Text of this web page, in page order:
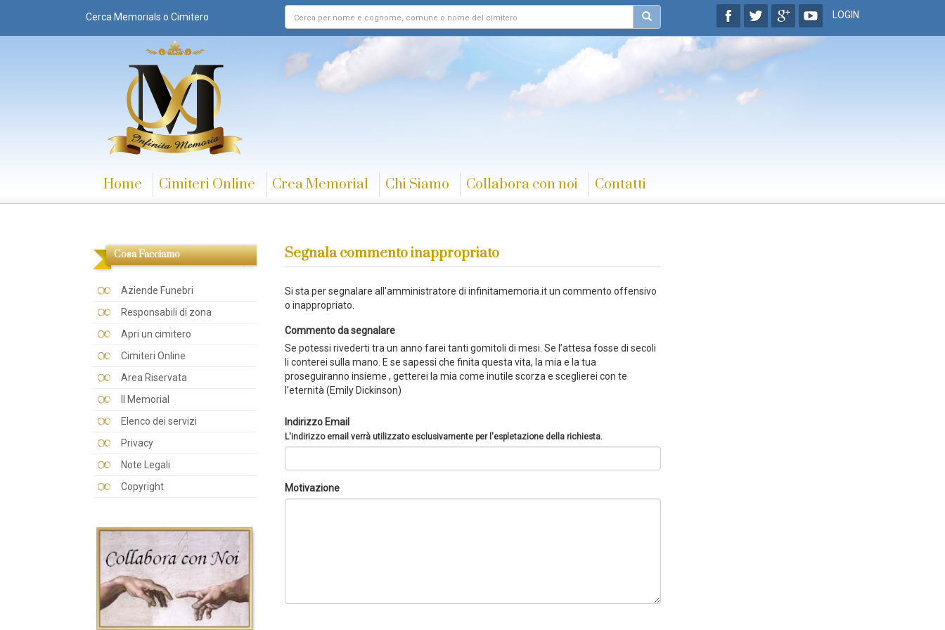
Cerca Memorials o Cimitero LOGIN
Home Cimiteri Online Crea Memorial Chi Siamo Collabora con noi Contatti
Cosa Facciamo
Aziende Funebri
Responsabili di zona
Apri un cimitero
Cimiteri Online
Area Riservata
Il Memorial
Elenco dei servizi
Privacy
Note Legali
Copyright
Segnala commento inappropriato
Si sta per segnalare all'amministratore di infinitamemoria.it un commento offensivo
o inappropriato.
Commento da segnalare
Se potessi rivederti tra un anno farei tanti gomitoli di mesi. Se l’attesa fosse di secoli
li conterei sulla mano. E se sapessi che finita questa vita, la mia e la tua
proseguiranno insieme , getterei la mia come inutile scorza e sceglierei con te
l’eternità (Emily Dickinson)
Indirizzo Email
L'indirizzo email verrà utilizzato esclusivamente per l'espletazione della richiesta.
Motivazione